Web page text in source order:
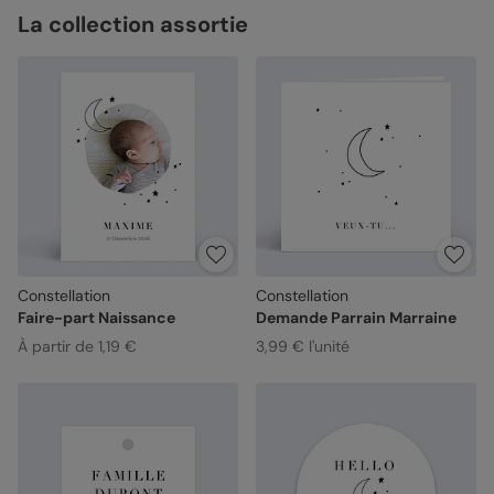
La collection assortie
Constellation
Faire-part Naissance
À partir de 1,19 €
Constellation
Demande Parrain Marraine
3,99 € l'unité